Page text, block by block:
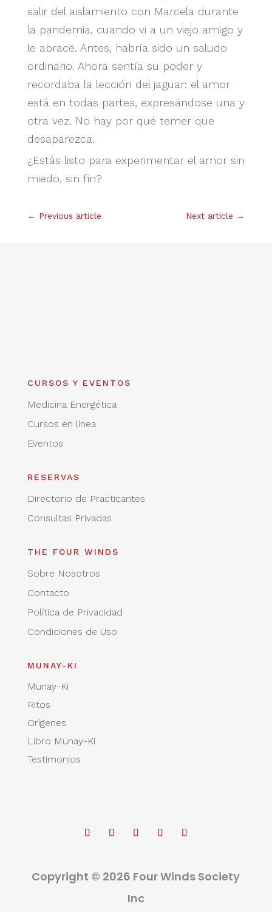
salir del aislamiento con Marcela durante
la pandemia, cuando vi a un viejo amigo y
le abracé. Antes, habría sido un saludo
ordinario. Ahora sentía su poder y
recordaba la lección del jaguar: el amor
está en todas partes, expresándose una y
otra vez. No hay por qué temer que
desaparezca.
¿Estás listo para experimentar el amor sin
miedo, sin fin?
← Previous article Next article →
CURSOS Y EVENTOS
Medicina Energética
Cursos en línea
Eventos
RESERVAS
Directorio de Practicantes
Consultas Privadas
THE FOUR WINDS
Sobre Nosotros
Contacto
Política de Privacidad
Condiciones de Uso
MUNAY-KI
Munay-Ki
Ritos
Orígenes
Libro Munay-Ki
Testimonios
Copyright © 2026 Four Winds Society
Inc